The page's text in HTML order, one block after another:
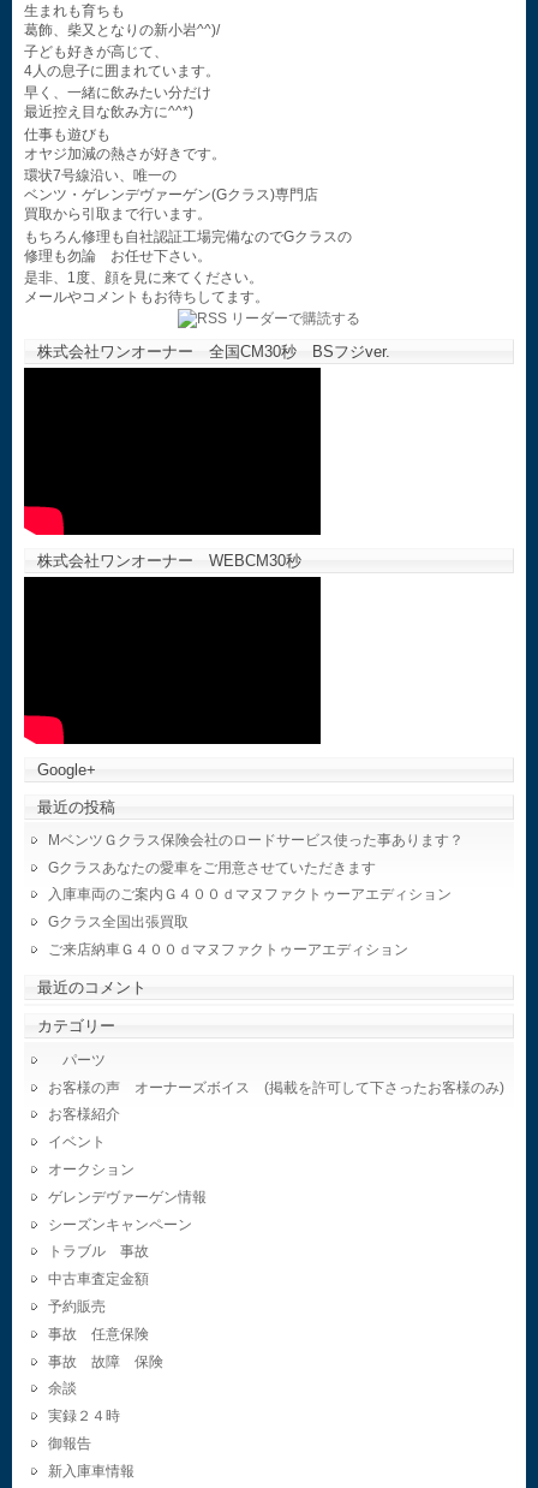
生まれも育ちも
葛飾、柴又となりの新小岩^^)/
子ども好きが高じて、
4人の息子に囲まれています。
早く、一緒に飲みたい分だけ
最近控え目な飲み方に^^*)
仕事も遊びも
オヤジ加減の熱さが好きです。
環状7号線沿い、唯一の
ベンツ・ゲレンデヴァーゲン(Gクラス)専門店
買取から引取まで行います。
もちろん修理も自社認証工場完備なのでGクラスの
修理も勿論 お任せ下さい。
是非、1度、顔を見に来てください。
メールやコメントもお待ちしてます。
株式会社ワンオーナー 全国CM30秒 BSフジver.
株式会社ワンオーナー WEBCM30秒
Google+
最近の投稿
MベンツＧクラス保険会社のロードサービス使った事あります？
Gクラスあなたの愛車をご用意させていただきます
入庫車両のご案内Ｇ４００ｄマヌファクトゥーアエディション
Gクラス全国出張買取
ご来店納車Ｇ４００ｄマヌファクトゥーアエディション
最近のコメント
カテゴリー
パーツ
お客様の声 オーナーズボイス (掲載を許可して下さったお客様のみ)
お客様紹介
イベント
オークション
ゲレンデヴァーゲン情報
シーズンキャンペーン
トラブル 事故
中古車査定金額
予約販売
事故 任意保険
事故 故障 保険
余談
実録２４時
御報告
新入庫車情報